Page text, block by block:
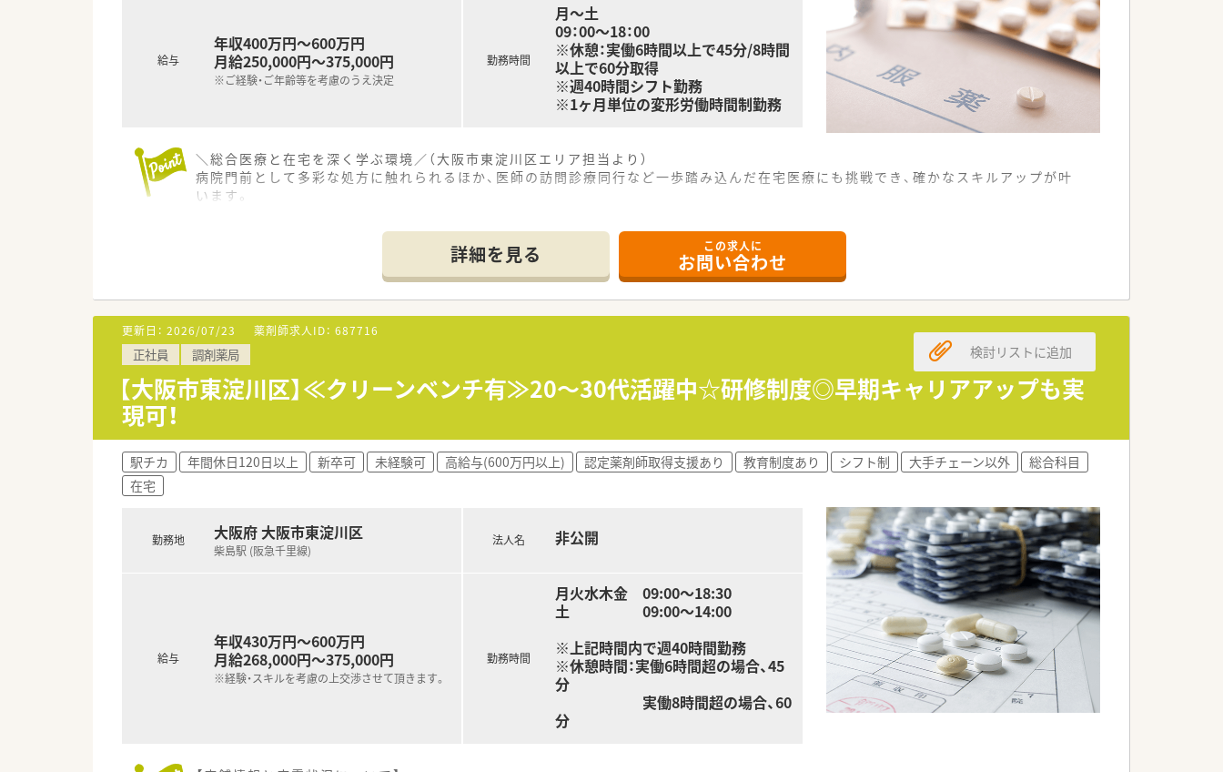
給与
年収400万円～600万円
月給250,000円～375,000円
※ご経験・ご年齢等を考慮のうえ決定
勤務時間
月～土
09：00～18：00
※休憩：実働6時間以上で45分/8時間
以上で60分取得
※週40時間シフト勤務
※1ヶ月単位の変形労働時間制勤務
＼総合医療と在宅を深く学ぶ環境／（大阪市東淀川区エリア担当より）
病院門前として多彩な処方に触れられるほか、医師の訪問診療同行など一歩踏み込んだ在宅医療にも挑戦でき、確かなスキルアップが叶
います。
【店舗情報と応需状況について】
■阪急京都本線の崇禅寺駅から歩いてすぐという抜群の駅チカ立地にあり、悪天候の日でも毎日の通勤にかかるストレスが非常に少な
■地域を代表する淀川キリスト教病院の門前に構えており、多岐にわたる高度な総合科目の処方箋を1日あたり約50枚応需しています。
■1,200品目以上の医薬品を採用する面対応の調剤薬局であり、外来調剤に加えて居宅や施設への丁寧な在宅業務も実施しています。
【想定される業務内容】
■処方箋に基づく正確な調剤や入念な監査をはじめ、患者様の健康を支える丁寧な服薬指導や薬歴管理などの業務全般を行います。
■地域の医療機関や介護関係者と密に連携を図りながら、医師の訪問診療に直接同行する形式など高度な在宅医療にも携わります。
■常時3名の薬剤師体制を維持しているため、お互いの業務を複数名でフォローし合いながら安全に調剤を行うことができます。
■大手企業ならではの低い離職率を強みに、店舗には20代の若手から60代のベテランまで幅広い世代が和気あいあいと活躍していま
す。
■経験豊富なベテラン社員が在籍しているため、日常の業務を通じてお互いに切磋琢磨し合える非常に素晴らしい職場環境です。
詳細を見る この求人に
お問い合わせ
更新日： 2026/07/23 薬剤師求人ID： 687716
正社員 調剤薬局
【大阪市東淀川区】≪クリーンベンチ有≫20～30代活躍中☆研修制度◎早期キャリアアップも実
現可！
検討リストに追加
駅チカ 年間休日120日以上 新卒可 未経験可 高給与(600万円以上) 認定薬剤師取得支援あり 教育制度あり シフト制 大手チェーン以外
総合科目
在宅
勤務地 大阪府 大阪市東淀川区
柴島駅 (阪急千里線)
給与
年収430万円～600万円
月給268,000円～375,000円
※経験・スキルを考慮の上交渉させて頂きます。
法人名 非公開
勤務時間
月火水木金 09:00～18:30
土 09:00～14:00
※上記時間内で週40時間勤務
※休憩時間：実働6時間超の場合、45
分
実働8時間超の場合、60
分